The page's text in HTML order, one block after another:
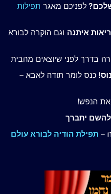
לפניכם מאגר תפילות
איתנה וגם הוקרה לבורא
בדרך לפני שיוצאים מהבית
כנס לומר תודה לאבא –
הנפש!
להשם יתברך
– תפילת הודיה לבורא עולם